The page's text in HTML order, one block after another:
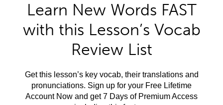
Learn New Words FAST
with this Lesson’s Vocab
Review List
Get this lesson’s key vocab, their translations and
pronunciations. Sign up for your Free Lifetime
Account Now and get 7 Days of Premium Access